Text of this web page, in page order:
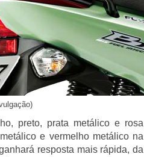
preto, prata metálico e rosa
e vermelho metálico na
resposta mais rápida, da